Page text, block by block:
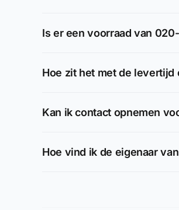
Is er een voorraad van
Hoe zit het met de
Kan ik contact opnemen
Hoe vind ik de eigenaar